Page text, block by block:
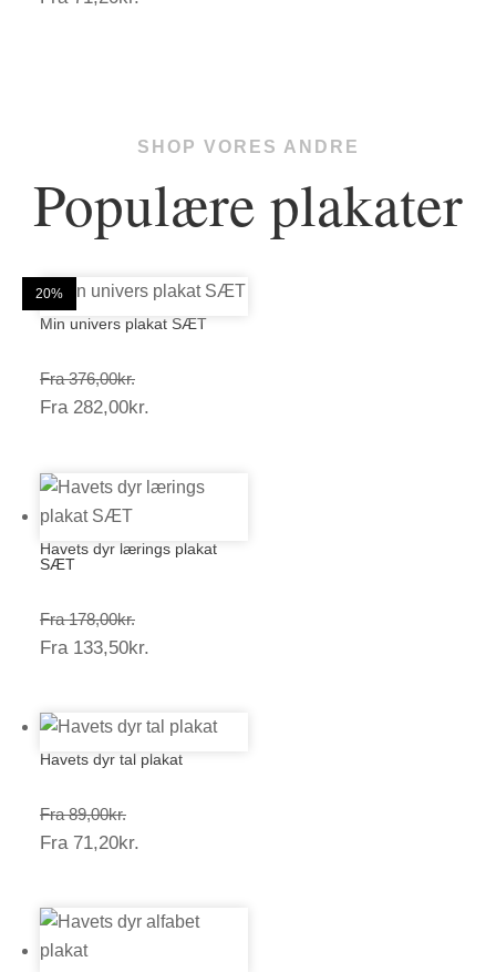
SHOP VORES ANDRE
Populære plakater
25%
Min univers plakat SÆT
Fra 376,00kr.Prisinterval:
376,00kr.
Fra 282,00kr.
25%
Havets dyr lærings plakat
SÆT
Fra 178,00kr.Prisinterval:
178,00kr.
Fra 133,50kr.
20%
Havets dyr tal plakat
Fra 89,00kr.Prisinterval:
89,00kr.
Fra 71,20kr.
20%
25%
20%
20%
20%
25%
20%
20%
20%